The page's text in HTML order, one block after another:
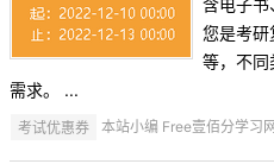
含电子书
您是考研
等，不同
需求。 ...
考试优惠券 本站小编 Free壹佰分学习